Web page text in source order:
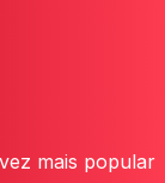
mais popular